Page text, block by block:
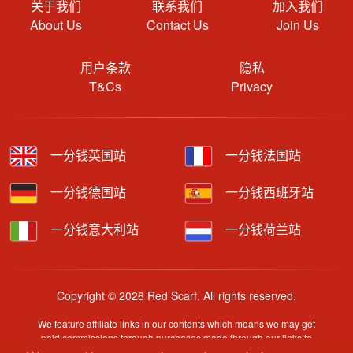
关于我们
About Us
联系我们
Contact Us
加入我们
Join Us
用户条款
T&Cs
隐私
Privacy
一分钱英国站 一分钱法国站
一分钱德国站 一分钱西班牙站
一分钱意大利站 一分钱荷兰站
Copyright © 2026 Red Scarf. All rights reserved.
We feature affiliate links in our contents which means we may get
paid commissions through purchases made through our links to